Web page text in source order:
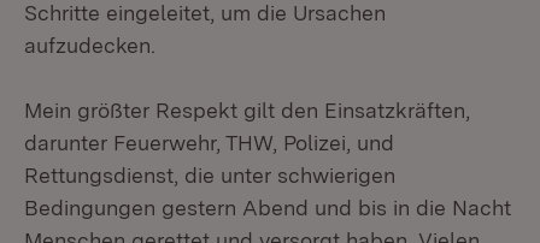
Schritte eingeleitet, um die Ursachen
aufzudecken.
Mein größter Respekt gilt den Einsatzkräften,
darunter Feuerwehr, THW, Polizei, und
Rettungsdienst, die unter schwierigen
Bedingungen gestern Abend und bis in die Nacht